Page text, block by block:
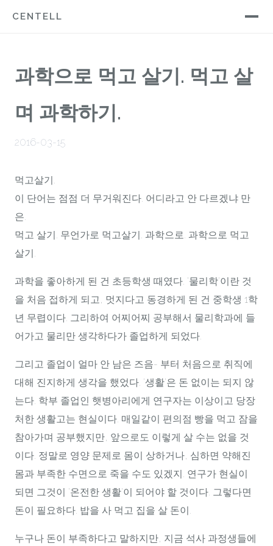
CENTELL
과학으로 먹고 살기. 먹고 살
며 과학하기.
2016-03-15
먹고살기.
이 단어는 점점 더 무거워진다. 어디라고 안 다르겠냐 만
은.
먹고 살기. 무언가로 먹고살기. 과학으로. 과학으로 먹고
살기.
과학을 좋아하게 된 건 초등학생 때였다. '물리학'이란 것
을 처음 접하게 되고, 멋지다고 동경하게 된 건 중학생 1학
년 무렵이다. 그리하여 어찌어찌 공부해서 물리학과에 들
어가고 물리만 생각하다가 졸업하게 되었다.
그리고 졸업이 얼마 안 남은 즈음- 부터 처음으로 취직에
대해 진지하게 생각을 했었다. '생활'은 돈 없이는 되지 않
는다. 학부 졸업인 햇병아리에게 연구자는 이상이고 당장
처한 생활고는 현실이다. 매일같이 편의점 빵을 먹고 잠을
참아가며 공부했지만, 앞으로도 이렇게 살 수는 없을 것
이다. 정말로 영양 문제로 몸이 상하거나, 심하면 약해진
몸과 부족한 수면으로 죽을 수도 있겠지. 연구가 현실이
되면 그것이 '온전한 생활'이 되어야 할 것이다. 그렇다면
돈이 필요하다. 밥을 사 먹고 집을 살 돈이.
누구나 돈이 부족하다고 말하지만, 지금 석사 과정생들에